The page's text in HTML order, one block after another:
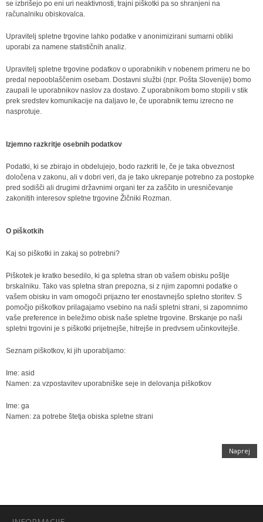
se izbrišejo po eni uri neaktivnosti, trajni piškotki pa so shranjeni na
računalniku obiskovalca.
Upravitelj spletne trgovine lahko podatke v anonimizirani sumarni obliki
uporabi za namene statističnih analiz.
Upravitelj spletne trgovine podatkov o uporabnikih v nobenem primeru ne bo
predal nepooblaščenim osebam. Dostavni službi (npr. Pošta Slovenije) bomo
zaupali le uporabnikov naslov za dostavo. Z uporabnikom bomo stopili v stik
prek sredstev komunikacije na daljavo le, če uporabnik temu izrecno ne
nasprotuje.
Izjemno razkritje osebnih podatkov
Podatki, ki se zbirajo in obdelujejo, bodo razkriti le, če je taka obveznost
določena v zakonu, ali v dobri veri, da je tako ukrepanje potrebno za postopke
pred sodišči ali drugimi državnimi organi ter za zaščito in uresničevanje
zakonitih interesov spletne trgovine Žičniki Rozman.
O piškotkih
Kaj so piškotki in zakaj so potrebni?
Piškotek je kratko besedilo, ki ga spletna stran ob vašem obisku pošlje
brskalniku. Tako vas spletna stran prepozna, si z njim zapomni podatke o
vašem obisku in vam omogoči prijazno ter enostavnejšo spletno storitev. S
pomočjo piškotkov prilagajamo vsebino na naši spletni strani, si zapomnimo
vaše preference in beležimo obisk naše spletne trgovine. Brskanje po naši
spletni trgovini je s piškotki prijetnejše, hitrejše in predvsem učinkovitejše.
Seznam piškotkov, ki jih uporabljamo:
Ime: asid
Namen: za vzpostavitev uporabniške seje in delovanja piškotkov
Ime: ga
Namen: za potrebe štetja obiska spletne strani
Naprej